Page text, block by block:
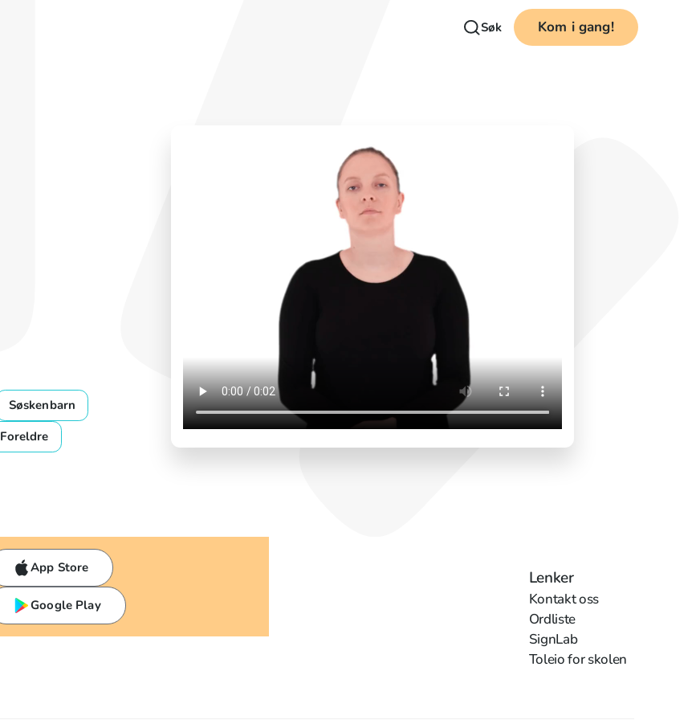
Søk Kom i gang!
Søskenbarn
Foreldre
App Store
Google Play
Lenker
Kontakt oss
Ordliste
SignLab
Toleio for skolen